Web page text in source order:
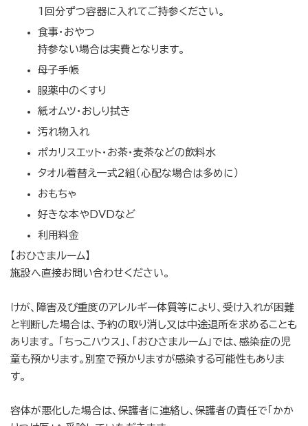
1回分ずつ容器に入れてご持参ください。
食事・おやつ
持参ない場合は実費となります。
母子手帳
服薬中のくすり
紙オムツ・おしり拭き
汚れ物入れ
ポカリスエット・お茶・麦茶などの飲料水
タオル着替え一式2組（心配な場合は多めに）
おもちゃ
好きな本やDVDなど
利用料金
【おひさまルーム】
施設へ直接お問い合わせください。
けが、障害及び重度のアレルギー体質等により、受け入れが困難
と判断した場合は、予約の取り消し又は中途退所を求めることも
あります。 「ちっこハウス」、「おひさまルーム」では、感染症の児
童も預かります。別室で預かりますが感染する可能性もありま
す。
容体が悪化した場合は、保護者に連絡し、保護者の責任で「かか